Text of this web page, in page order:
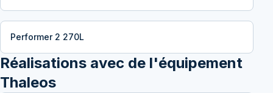
Performer 2 270L
Réalisations avec de l'équipement
Thaleos